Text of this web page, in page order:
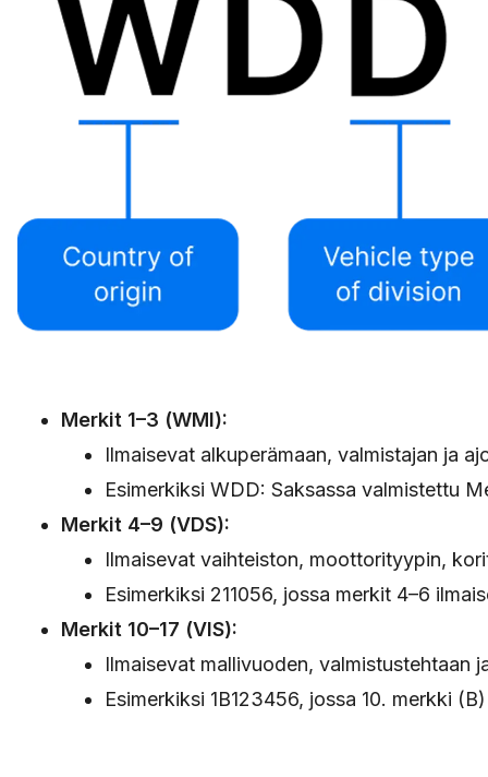
Merkit 1–3 (WMI):
Ilmaisevat alkuperämaan, valmistajan ja
Esimerkiksi WDD: Saksassa valmistettu
Merkit 4–9 (VDS):
Ilmaisevat vaihteiston, moottorityypin,
Esimerkiksi 211056, jossa merkit 4–6
Merkit 10–17 (VIS):
Ilmaisevat mallivuoden, valmistustehtaan
Esimerkiksi 1B123456, jossa 10. merkki